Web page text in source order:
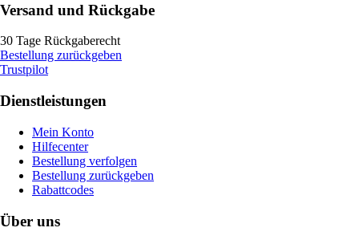
Versand und Rückgabe
30 Tage Rückgaberecht
Bestellung zurückgeben
Trustpilot
Dienstleistungen
Mein Konto
Hilfecenter
Bestellung verfolgen
Bestellung zurückgeben
Rabattcodes
Über uns